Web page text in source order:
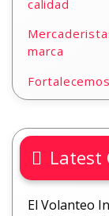
calidad
marca
Latest
El Volanteo